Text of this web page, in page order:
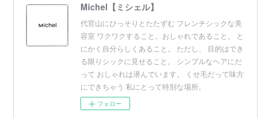
Michel【ミシェル】
代官山にひっそりとたたずむ フレンチシックな美
容室 ワクワクすること。おしゃれであること。 と
にかく自分らしくあること。 ただし、 目的はでき
る限りシックに見せること。 シンプルなヘアにだ
って おしゃれは潜んでいます。 くせ毛だって味方
にできちゃう 私にとって特別な場所。
フォロー